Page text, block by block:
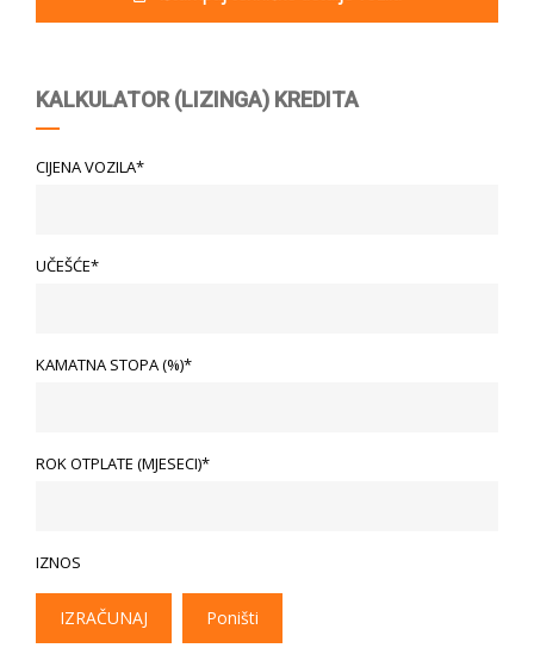
KALKULATOR (LIZINGA) KREDITA
CIJENA VOZILA*
UČEŠĆE*
KAMATNA STOPA (%)*
ROK OTPLATE (MJESECI)*
IZNOS
IZRAČUNAJ Poništi